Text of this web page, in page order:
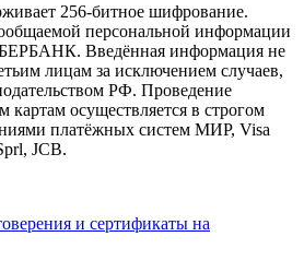
256-битное шифрование.
персональной информации
Введённая информация не
лицам за исключением случаев,
РФ. Проведение
картам осуществляется в строгом
платёжных систем МИР, Visa
JCB.
и сертификаты на